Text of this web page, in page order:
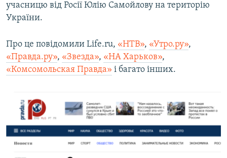
учасницю від Росії Юлію Самойлову на територію
України.
Про це повідомили Life.ru, «НТВ», «Утро.ру»,
«Правда.ру», «Звезда», «НА Харьков»,
«Комсомольская Правда» і багато інших.